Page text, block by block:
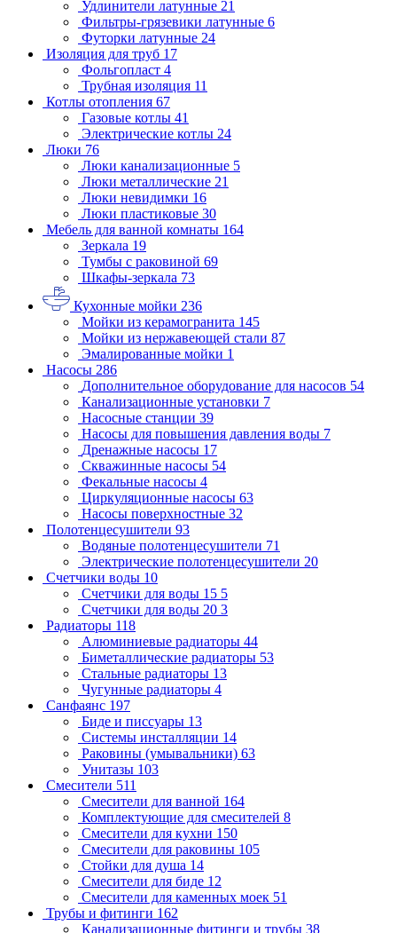
Удлинители латунные 21
Фильтры-грязевики латунные 6
Футорки латунные 24
Изоляция для труб 17
Фольгопласт 4
Трубная изоляция 11
Котлы отопления 67
Газовые котлы 41
Электрические котлы 24
Люки 76
Люки канализационные 5
Люки металлические 21
Люки невидимки 16
Люки пластиковые 30
Мебель для ванной комнаты 164
Зеркала 19
Тумбы с раковиной 69
Шкафы-зеркала 73
Кухонные мойки 236
Мойки из керамогранита 145
Мойки из нержавеющей стали 87
Эмалированные мойки 1
Насосы 286
Дополнительное оборудование для насосов 54
Канализационные установки 7
Насосные станции 39
Насосы для повышения давления воды 7
Дренажные насосы 17
Скважинные насосы 54
Фекальные насосы 4
Циркуляционные насосы 63
Насосы поверхностные 32
Полотенцесушители 93
Водяные полотенцесушители 71
Электрические полотенцесушители 20
Счетчики воды 10
Счетчики для воды 15 5
Счетчики для воды 20 3
Радиаторы 118
Алюминиевые радиаторы 44
Биметаллические радиаторы 53
Стальные радиаторы 13
Чугунные радиаторы 4
Санфаянс 197
Биде и писсуары 13
Системы инсталляции 14
Раковины (умывальники) 63
Унитазы 103
Смесители 511
Смесители для ванной 164
Комплектующие для смесителей 8
Смесители для кухни 150
Смесители для раковины 105
Стойки для душа 14
Смесители для биде 12
Смесители для каменных моек 51
Трубы и фитинги 162
Канализационные фитинги и трубы 38